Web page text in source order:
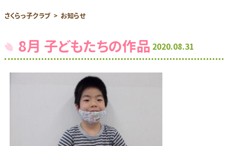
さくらっ子クラブ お知らせ
8月 子どもたちの作品 2020.08.31